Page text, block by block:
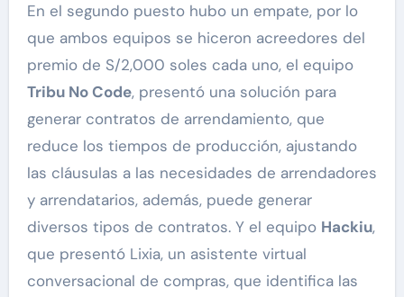
En el segundo puesto hubo un empate, por lo
que ambos equipos se hiceron acreedores del
premio de S/2,000 soles cada uno, el equipo
Tribu No Code, presentó una solución para
generar contratos de arrendamiento, que
reduce los tiempos de producción, ajustando
las cláusulas a las necesidades de arrendadores
y arrendatarios, además, puede generar
diversos tipos de contratos. Y el equipo Hackiu,
que presentó Lixia, un asistente virtual
conversacional de compras, que identifica las